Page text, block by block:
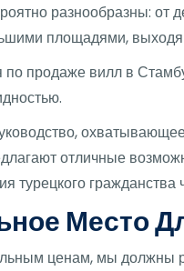
разнообразны:
площадями,
продаже вилл в
отличные
турецкого
Место
ценам, мы должны